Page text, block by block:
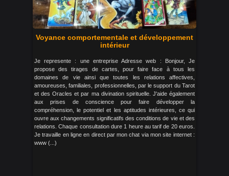
Voyance comportementale et développement
intérieur
Je represente : une entreprise Adresse web : Bonjour, Je
propose des tirages de cartes, pour faire face à tous les
domaines de vie ainsi que toutes les relations affectives,
amoureuses, familiales, professionnelles, par le support du Tarot
et des Oracles et par ma divination spirituelle. J'aide également
aux prises de conscience pour faire développer la
compréhension, le potentiel et les aptitudes intérieures, ce qui
ouvre aux changements significatifs des conditions de vie et des
relations. Chaque consultation dure 1 heure au tarif de 20 euros.
Je travaille en ligne en direct par mon chat via mon site internet :
www (...)